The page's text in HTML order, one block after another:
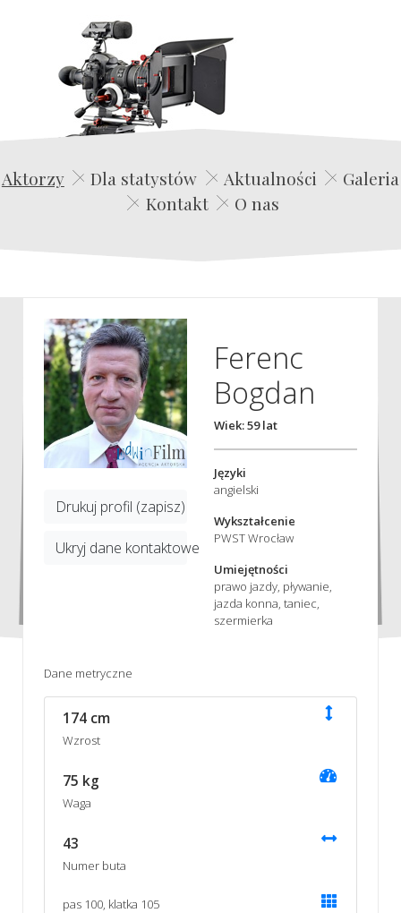
Edwin Film Agencja Aktorska
Aktorzy Dla statystów Aktualności
Galeria
Kontakt
O nas
Drukuj profil (zapisz)
Ukryj dane kontaktowe
Ferenc
Bogdan
Wiek: 59 lat
Języki
angielski
Wykształcenie
PWST Wrocław
Umiejętności
prawo jazdy, pływanie,
jazda konna, taniec,
szermierka
Dane metryczne
174 cm
Wzrost
75 kg
Waga
43
Numer buta
pas 100, klatka 105